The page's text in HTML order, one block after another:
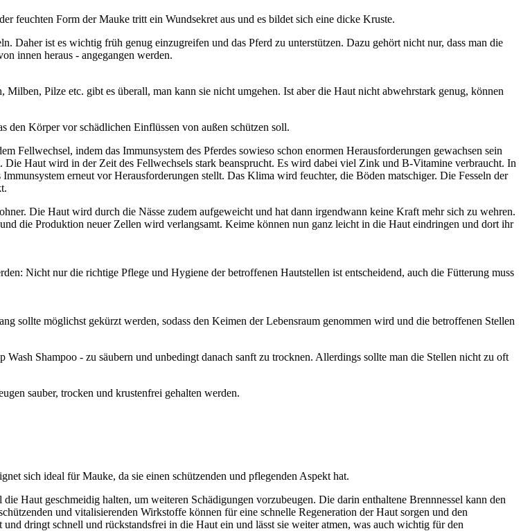
feuchten Form der Mauke tritt ein Wundsekret aus und es bildet sich eine dicke Kruste.
ist es wichtig früh genug einzugreifen und das Pferd zu unterstützen. Dazu gehört nicht nur, dass man die
innen heraus - angegangen werden.
Pilze etc. gibt es überall, man kann sie nicht umgehen. Ist aber die Haut nicht abwehrstark genug, können
den Körper vor schädlichen Einflüssen von außen schützen soll.
Fellwechsel, indem das Immunsystem des Pferdes sowieso schon enormen Herausforderungen gewachsen sein
Haut wird in der Zeit des Fellwechsels stark beansprucht. Es wird dabei viel Zink und B-Vitamine verbraucht. In
erneut vor Herausforderungen stellt. Das Klima wird feuchter, die Böden matschiger. Die Fesseln der
Die Haut wird durch die Nässe zudem aufgeweicht und hat dann irgendwann keine Kraft mehr sich zu wehren.
die Produktion neuer Zellen wird verlangsamt. Keime können nun ganz leicht in die Haut eindringen und dort ihr
Nicht nur die richtige Pflege und Hygiene der betroffenen Hautstellen ist entscheidend, auch die Fütterung muss
sollte möglichst gekürzt werden, sodass den Keimen der Lebensraum genommen wird und die betroffenen Stellen
Shampoo - zu säubern und unbedingt danach sanft zu trocknen. Allerdings sollte man die Stellen nicht zu oft
sauber, trocken und krustenfrei gehalten werden.
sich ideal für Mauke, da sie einen schützenden und pflegenden Aspekt hat.
Haut geschmeidig halten, um weiteren Schädigungen vorzubeugen. Die darin enthaltene Brennnessel kann den
und vitalisierenden Wirkstoffe können für eine schnelle Regeneration der Haut sorgen und den
dringt schnell und rückstandsfrei in die Haut ein und lässt sie weiter atmen, was auch wichtig für den